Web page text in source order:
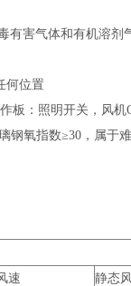
害气体和有机溶剂
何位置
板：照明开关，风
氧指数≥30，属于难
速 静态